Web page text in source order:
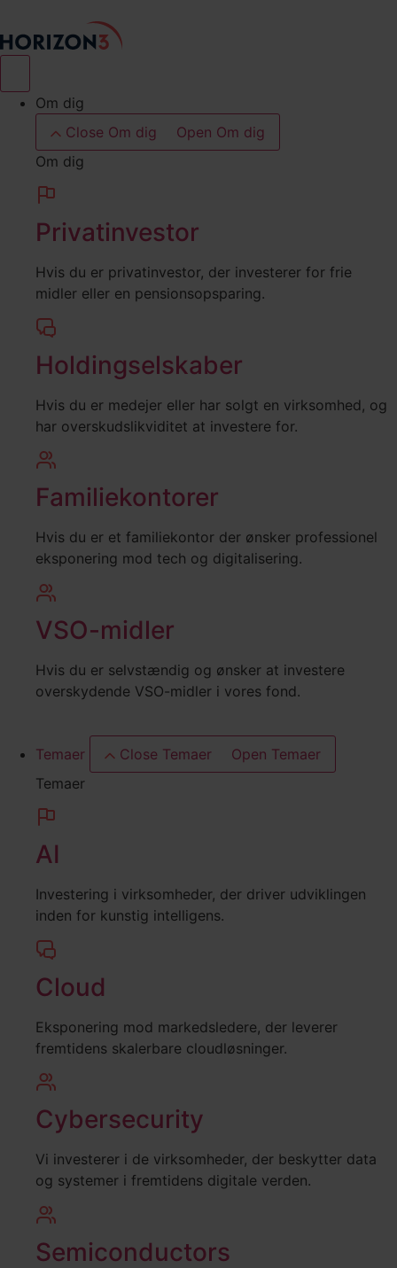
til
indhold
Om dig
Close Om dig
Open Om dig
Om dig
Privatinvestor
Hvis du er privatinvestor, der investerer for frie
midler eller en pensionsopsparing.
Holdingselskaber
Hvis du er medejer eller har solgt en virksomhed, og
har overskudslikviditet at investere for.
Familiekontorer
Hvis du er et familiekontor der ønsker professionel
eksponering mod tech og digitalisering.
VSO-midler
Hvis du er selvstændig og ønsker at investere
overskydende VSO-midler i vores fond.
Temaer Close Temaer
Open Temaer
Temaer
AI
Investering i virksomheder, der driver udviklingen
inden for kunstig intelligens.
Cloud
Eksponering mod markedsledere, der leverer
fremtidens skalerbare cloudløsninger.
Cybersecurity
Vi investerer i de virksomheder, der beskytter data
og systemer i fremtidens digitale verden.
Semiconductors